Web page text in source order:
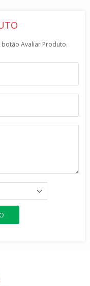
botão Avaliar Produto.